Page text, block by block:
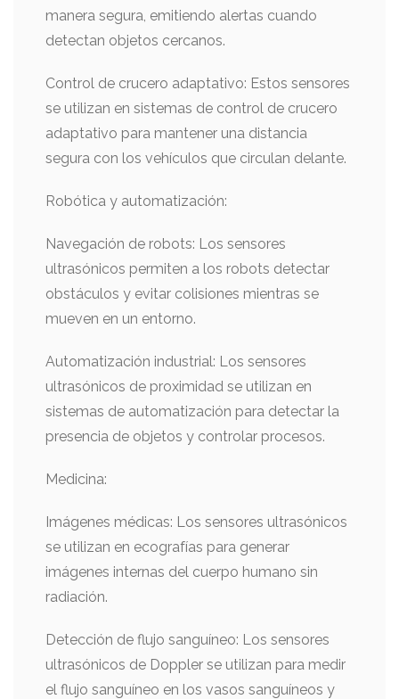
manera segura, emitiendo alertas cuando
detectan objetos cercanos.
Control de crucero adaptativo: Estos sensores
se utilizan en sistemas de control de crucero
adaptativo para mantener una distancia
segura con los vehículos que circulan delante.
Robótica y automatización:
Navegación de robots: Los sensores
ultrasónicos permiten a los robots detectar
obstáculos y evitar colisiones mientras se
mueven en un entorno.
Automatización industrial: Los sensores
ultrasónicos de proximidad se utilizan en
sistemas de automatización para detectar la
presencia de objetos y controlar procesos.
Medicina:
Imágenes médicas: Los sensores ultrasónicos
se utilizan en ecografías para generar
imágenes internas del cuerpo humano sin
radiación.
Detección de flujo sanguíneo: Los sensores
ultrasónicos de Doppler se utilizan para medir
el flujo sanguíneo en los vasos sanguíneos y